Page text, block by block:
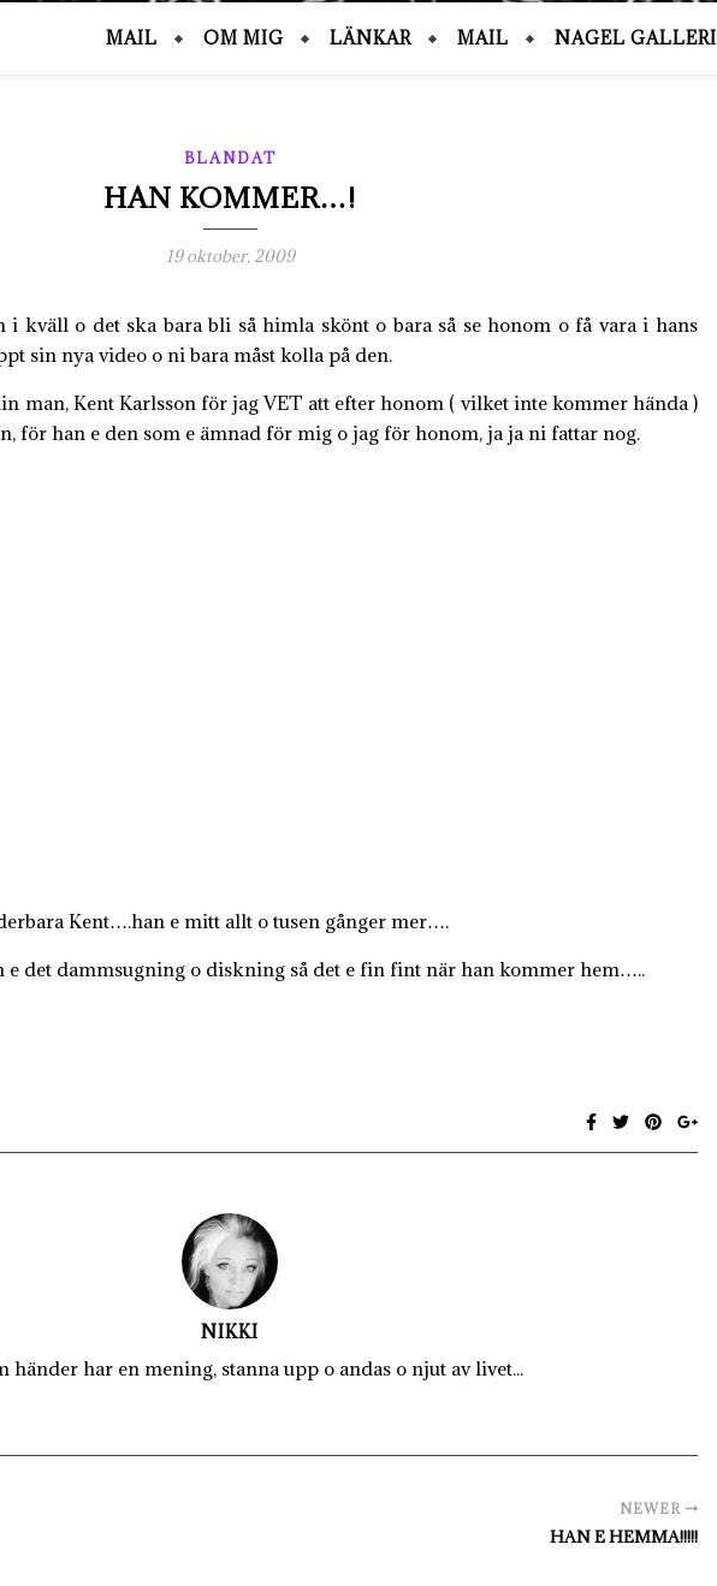
MAIL OM MIG LÄNKAR MAIL NAGEL GALLERI
BLANDAT
HAN KOMMER…!
19 oktober, 2009
kväll o det ska bara bli så himla skönt o bara så se honom o få vara i hans
sin nya video o ni bara måst kolla på den.
man, Kent Karlsson för jag VET att efter honom ( vilket inte kommer hända )
för han e den som e ämnad för mig o jag för honom, ja ja ni fattar nog.
Kent….han e mitt allt o tusen gånger mer….
e det dammsugning o diskning så det e fin fint när han kommer hem…..
NIKKI
händer har en mening, stanna upp o andas o njut av livet...
NEWER
HAN E HEMMA!!!!!